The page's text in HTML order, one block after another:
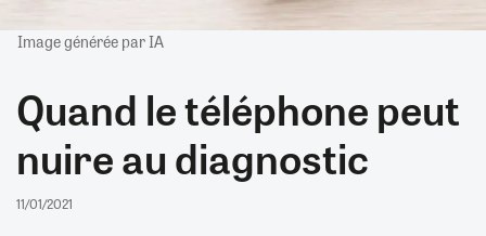
Image générée par IA
Quand le téléphone peut
nuire au diagnostic
11/01/2021